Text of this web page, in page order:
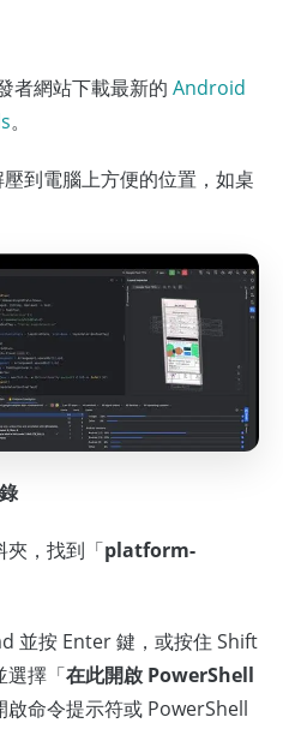
者網站下載最新的 Android
。
到電腦上方便的位置，如桌
夾，找到「platform-
並按 Enter 鍵，或按住 Shift
選擇「在此開啟 PowerShell
啟命令提示符或 PowerShell